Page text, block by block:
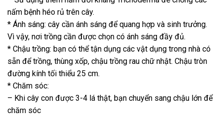
nấm bệnh héo rủ trên cây.
* Ánh sáng: cây cần ánh sáng để quang hợp và sinh trưởng.
Vì vậy, nơi trồng cần được chọn có ánh sáng đầy đủ.
* Chậu trồng: bạn có thể tận dụng các vật dụng trong nhà có
sẵn để trồng, thùng xốp, chậu trồng rau chữ nhật. Chậu tròn
đường kính tối thiểu 25 cm.
* Chăm sóc:
– Khi cây con được 3-4 lá thật, bạn chuyển sang chậu lớn để
chăm sóc